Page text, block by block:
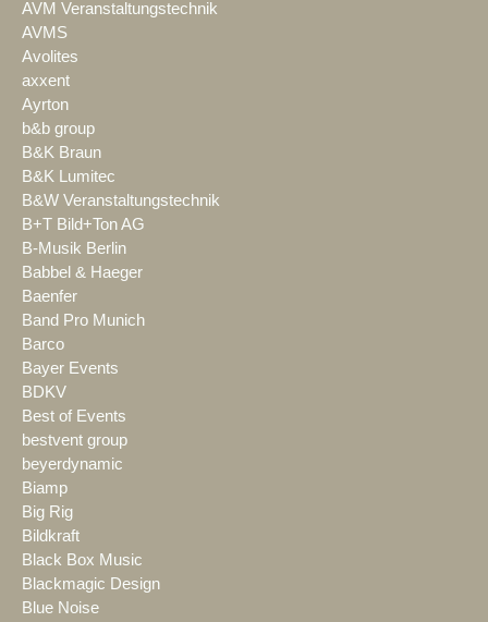
AVM Veranstaltungstechnik
AVMS
Avolites
axxent
Ayrton
b&b group
B&K Braun
B&K Lumitec
B&W Veranstaltungstechnik
B+T Bild+Ton AG
B-Musik Berlin
Babbel & Haeger
Baenfer
Band Pro Munich
Barco
Bayer Events
BDKV
Best of Events
bestvent group
beyerdynamic
Biamp
Big Rig
Bildkraft
Black Box Music
Blackmagic Design
Blue Noise